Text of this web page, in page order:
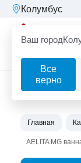
Колумбус
Ваш город
Все
верно
Главная
AELITA MG